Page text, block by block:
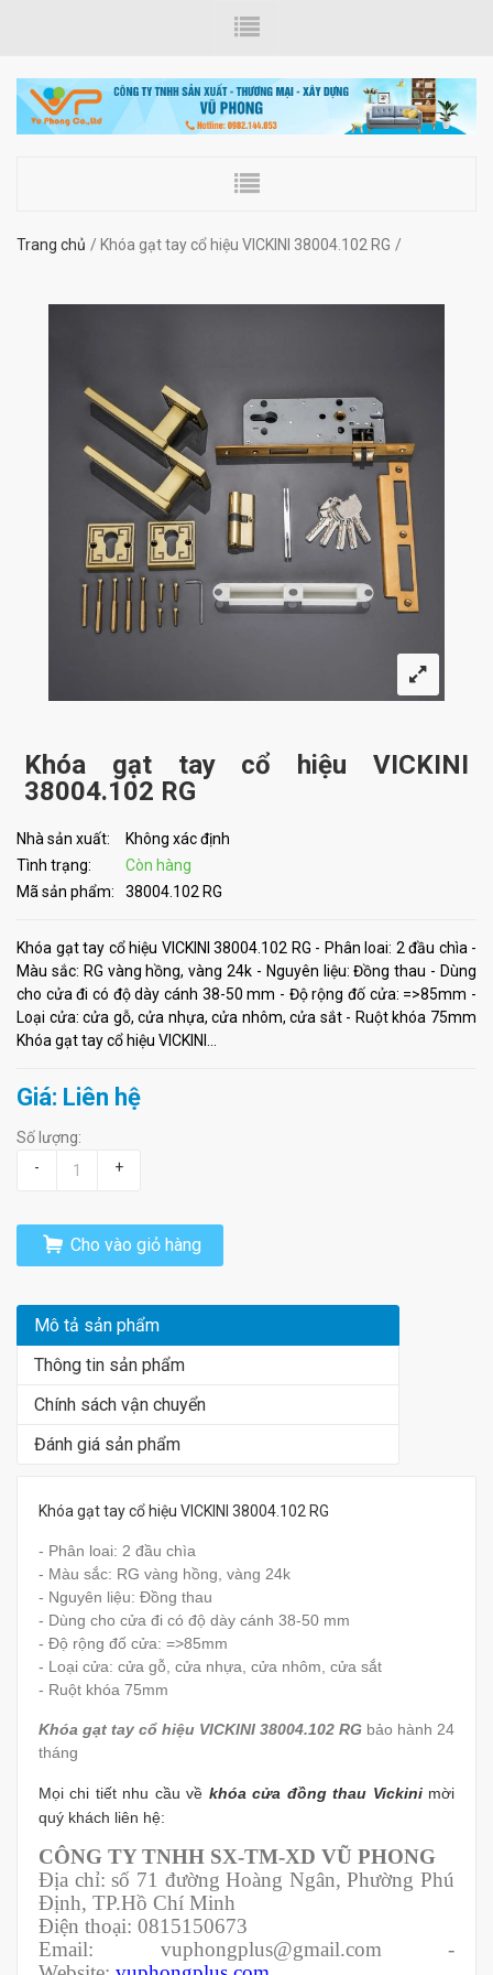
Trang chủ Khóa gạt tay cổ hiệu VICKINI 38004.102 RG
Khóa gạt tay cổ hiệu VICKINI
38004.102 RG
Nhà sản xuất:
Không xác định
Tình trạng:
Còn hàng
Mã sản phẩm:
38004.102 RG
Khóa gạt tay cổ hiệu VICKINI 38004.102 RG - Phân loai: 2 đầu chìa -
Màu sắc: RG vàng hồng, vàng 24k - Nguyên liệu: Đồng thau - Dùng
cho cửa đi có độ dày cánh 38-50 mm - Độ rộng đố cửa: =>85mm -
Loại cửa: cửa gỗ, cửa nhựa, cửa nhôm, cửa sắt - Ruột khóa 75mm
Khóa gạt tay cổ hiệu VICKINI...
Giá: Liên hệ
Số lượng:
-
+
Cho vào giỏ hàng
Mô tả sản phẩm
Thông tin sản phẩm
Chính sách vận chuyển
Đánh giá sản phẩm
Khóa gạt tay cổ hiệu VICKINI 38004.102 RG
- Phân loai: 2 đầu chìa
- Màu sắc: RG vàng hồng, vàng 24k
- Nguyên liệu: Đồng thau
- Dùng cho cửa đi có độ dày cánh 38-50 mm
- Độ rộng đố cửa: =>85mm
- Loại cửa: cửa gỗ, cửa nhựa, cửa nhôm, cửa sắt
- Ruột khóa 75mm
Khóa gạt tay cổ hiệu VICKINI 38004.102 RG bảo hành 24
tháng
Mọi chi tiết nhu cầu về khóa cửa đồng thau Vickini mời
quý khách liên hệ:
CÔNG TY TNHH SX-TM-XD VŨ PHONG
Địa chỉ: số 71 đường Hoàng Ngân, Phường Phú
Định, TP.Hồ Chí Minh
Điện thoại: 0815150673
Email: vuphongplus@gmail.com -